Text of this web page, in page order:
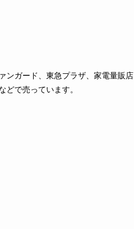
ンガード、東急プラザ、家電量販店
どで売っています。